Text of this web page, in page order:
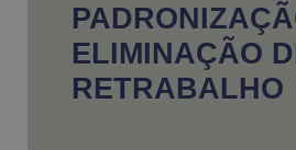
ELIMINAÇÃO
RETRABALHO